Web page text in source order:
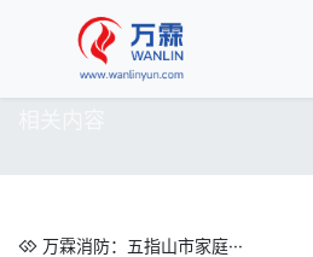
万霖消防：五指山市家庭···